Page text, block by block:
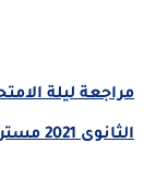
مراجعة ليلة
الثانوى 2021 مستر رضا الفاروق